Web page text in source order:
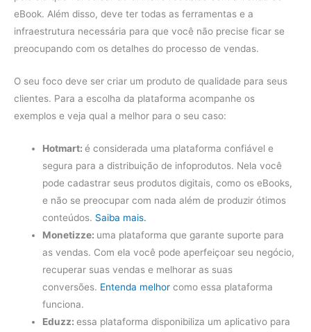
eBook. Além disso, deve ter todas as ferramentas e a
infraestrutura necessária para que você não precise ficar se
preocupando com os detalhes do processo de vendas.
O seu foco deve ser criar um produto de qualidade para seus
clientes. Para a escolha da plataforma acompanhe os
exemplos e veja qual a melhor para o seu caso:
Hotmart:é considerada uma plataforma confiável e
segura para a distribuição de infoprodutos. Nela você
pode cadastrar seus produtos digitais, como os eBooks,
e não se preocupar com nada além de produzir ótimos
conteúdos. Saiba mais.
Monetizze: uma plataforma que garante suporte para
as vendas. Com ela você pode aperfeiçoar seu negócio,
recuperar suas vendas e melhorar as suas
conversões. Entenda melhor como essa plataforma
funciona.
Eduzz:essa plataforma disponibiliza um aplicativo para